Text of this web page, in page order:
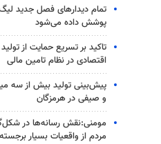
پوشش داده می‌شود
تاکید بر تسریع حمایت از
اقتصادی در نظام تامین مالی
پیش‌بینی تولید بیش از سه
و صیفی در هرمزگان
مومنی:نقش رسانه‌ها در
مردم از واقعیات بسیار